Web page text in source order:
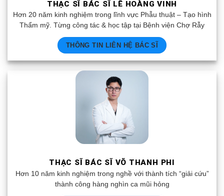
THẠC SĨ BÁC SĨ LÊ HOÀNG VINH
Hơn 20 năm kinh nghiệm trong lĩnh vực Phẫu thuật – Tạo hình
Thẩm mỹ. Từng công tác & học tập tại Bệnh viện Chợ Rẫy
THÔNG TIN LIÊN HỆ BÁC SĨ
THẠC SĨ BÁC SĨ VÕ THANH PHI
Hơn 10 năm kinh nghiệm trong nghề với thành tích “giải cứu”
thành công hàng nghìn ca mũi hỏng